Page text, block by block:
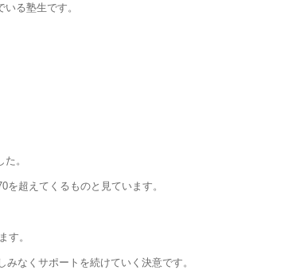
る塾生です。
。
超えてくるものと見ています。
す。
なくサポートを続けていく決意です。